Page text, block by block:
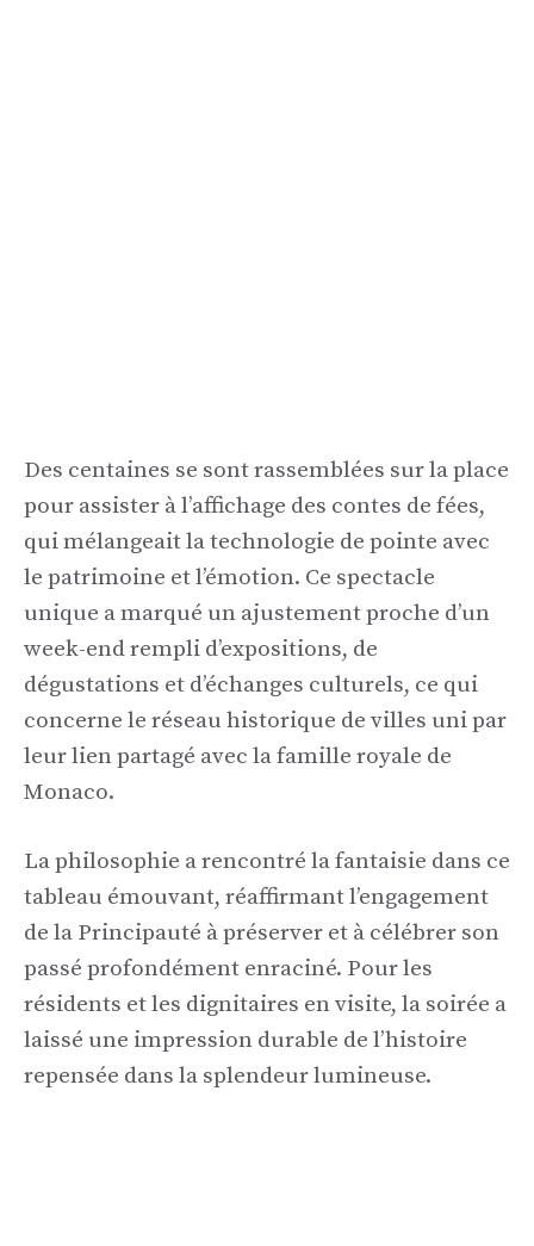
Des centaines se sont rassemblées sur la place
pour assister à l’affichage des contes de fées,
qui mélangeait la technologie de pointe avec
le patrimoine et l’émotion. Ce spectacle
unique a marqué un ajustement proche d’un
week-end rempli d’expositions, de
dégustations et d’échanges culturels, ce qui
concerne le réseau historique de villes uni par
leur lien partagé avec la famille royale de
Monaco.
La philosophie a rencontré la fantaisie dans ce
tableau émouvant, réaffirmant l’engagement
de la Principauté à préserver et à célébrer son
passé profondément enraciné. Pour les
résidents et les dignitaires en visite, la soirée a
laissé une impression durable de l’histoire
repensée dans la splendeur lumineuse.